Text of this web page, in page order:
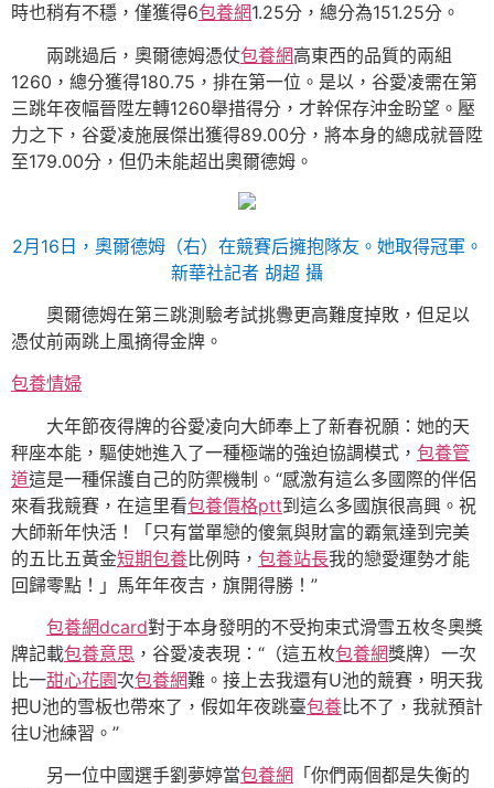
時也稍有不穩，僅獲得6包養網1.25分，總分為151.25分。
兩跳過后，奧爾德姆憑仗包養網高東西的品質的兩組
1260，總分獲得180.75，排在第一位。是以，谷愛凌需在第
三跳年夜幅晉陞左轉1260舉措得分，才幹保存沖金盼望。壓
力之下，谷愛凌施展傑出獲得89.00分，將本身的總成就晉陞
至179.00分，但仍未能超出奧爾德姆。
2月16日，奧爾德姆（右）在競賽后擁抱隊友。她取得冠軍。
新華社記者 胡超 攝
奧爾德姆在第三跳測驗考試挑釁更高難度掉敗，但足以
憑仗前兩跳上風摘得金牌。
包養情婦
大年節夜得牌的谷愛凌向大師奉上了新春祝願：她的天
秤座本能，驅使她進入了一種極端的強迫協調模式， 包養管
道這是一種保護自己的防禦機制。“感激有這么多國際的伴侶
來看我競賽，在這里看包養價格ptt到這么多國旗很高興。祝
大師新年快活！「只有當單戀的傻氣與財富的霸氣達到完美
的五比五黃金短期包養比例時， 包養站長我的戀愛運勢才能
回歸零點！」馬年年夜吉，旗開得勝！”
包養網dcard對于本身發明的不受拘束式滑雪五枚冬奧獎
牌記載包養意思 ，谷愛凌表現：“（這五枚包養網獎牌）一次
比一甜心花園次包養網難。接上去我還有U池的競賽，明天我
把U池的雪板也帶來了，假如年夜跳臺包養比不了，我就預計
往U池練習。”
另一位中國選手劉夢婷當包養網 「你們兩個都是失衡的